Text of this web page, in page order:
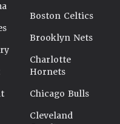
Boston Celtics
Brooklyn Nets
Charlotte
Hornets
Chicago Bulls
Cleveland